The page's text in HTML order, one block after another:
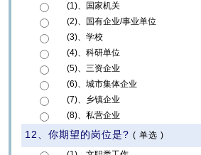
(1)、国家机关
(2)、国有企业/事业单位
(3)、学校
(4)、科研单位
(5)、三资企业
(6)、城市集体企业
(7)、乡镇企业
(8)、私营企业
12、你期望的岗位是? ( 单选 )